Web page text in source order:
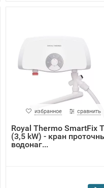
избранное сравнить
Royal Thermo SmartFix T
(3,5 kW) - кран
водонаг...